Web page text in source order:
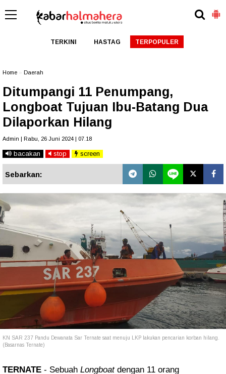
TERKINI HASTAG TERPOPULER
Home Daerah
Ditumpangi 11 Penumpang,
Longboat Tujuan Ibu-Batang Dua
Dilaporkan Hilang
Admin | Rabu, 26 Juni 2024 | 07.18
bacakan stop screen
Sebarkan:
KN SAR 237 Pandu Dewanata Sar Ternate saat menuju LKP lakukan pencarian korban hilang.
(Basarnas Ternate)
TERNATE - Sebuah Longboatdengan 11 orang